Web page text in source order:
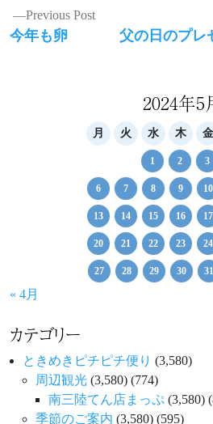
投
稿
Previous Post
Previous
今年も卵
Next
父の日のプレ
2024年5
月 火 水 木 金
1 2 3
6 7 8 9 10
13 14 15 16 17
20 21 22 23 24
27 28 29 30 31
« 4月
カテゴリー
ときめきピチピチ便り (3,580)
周辺観光 (3,580) (774)
南三陸てん店まっぷ (3,580)
季節のご案内 (3,580) (595)